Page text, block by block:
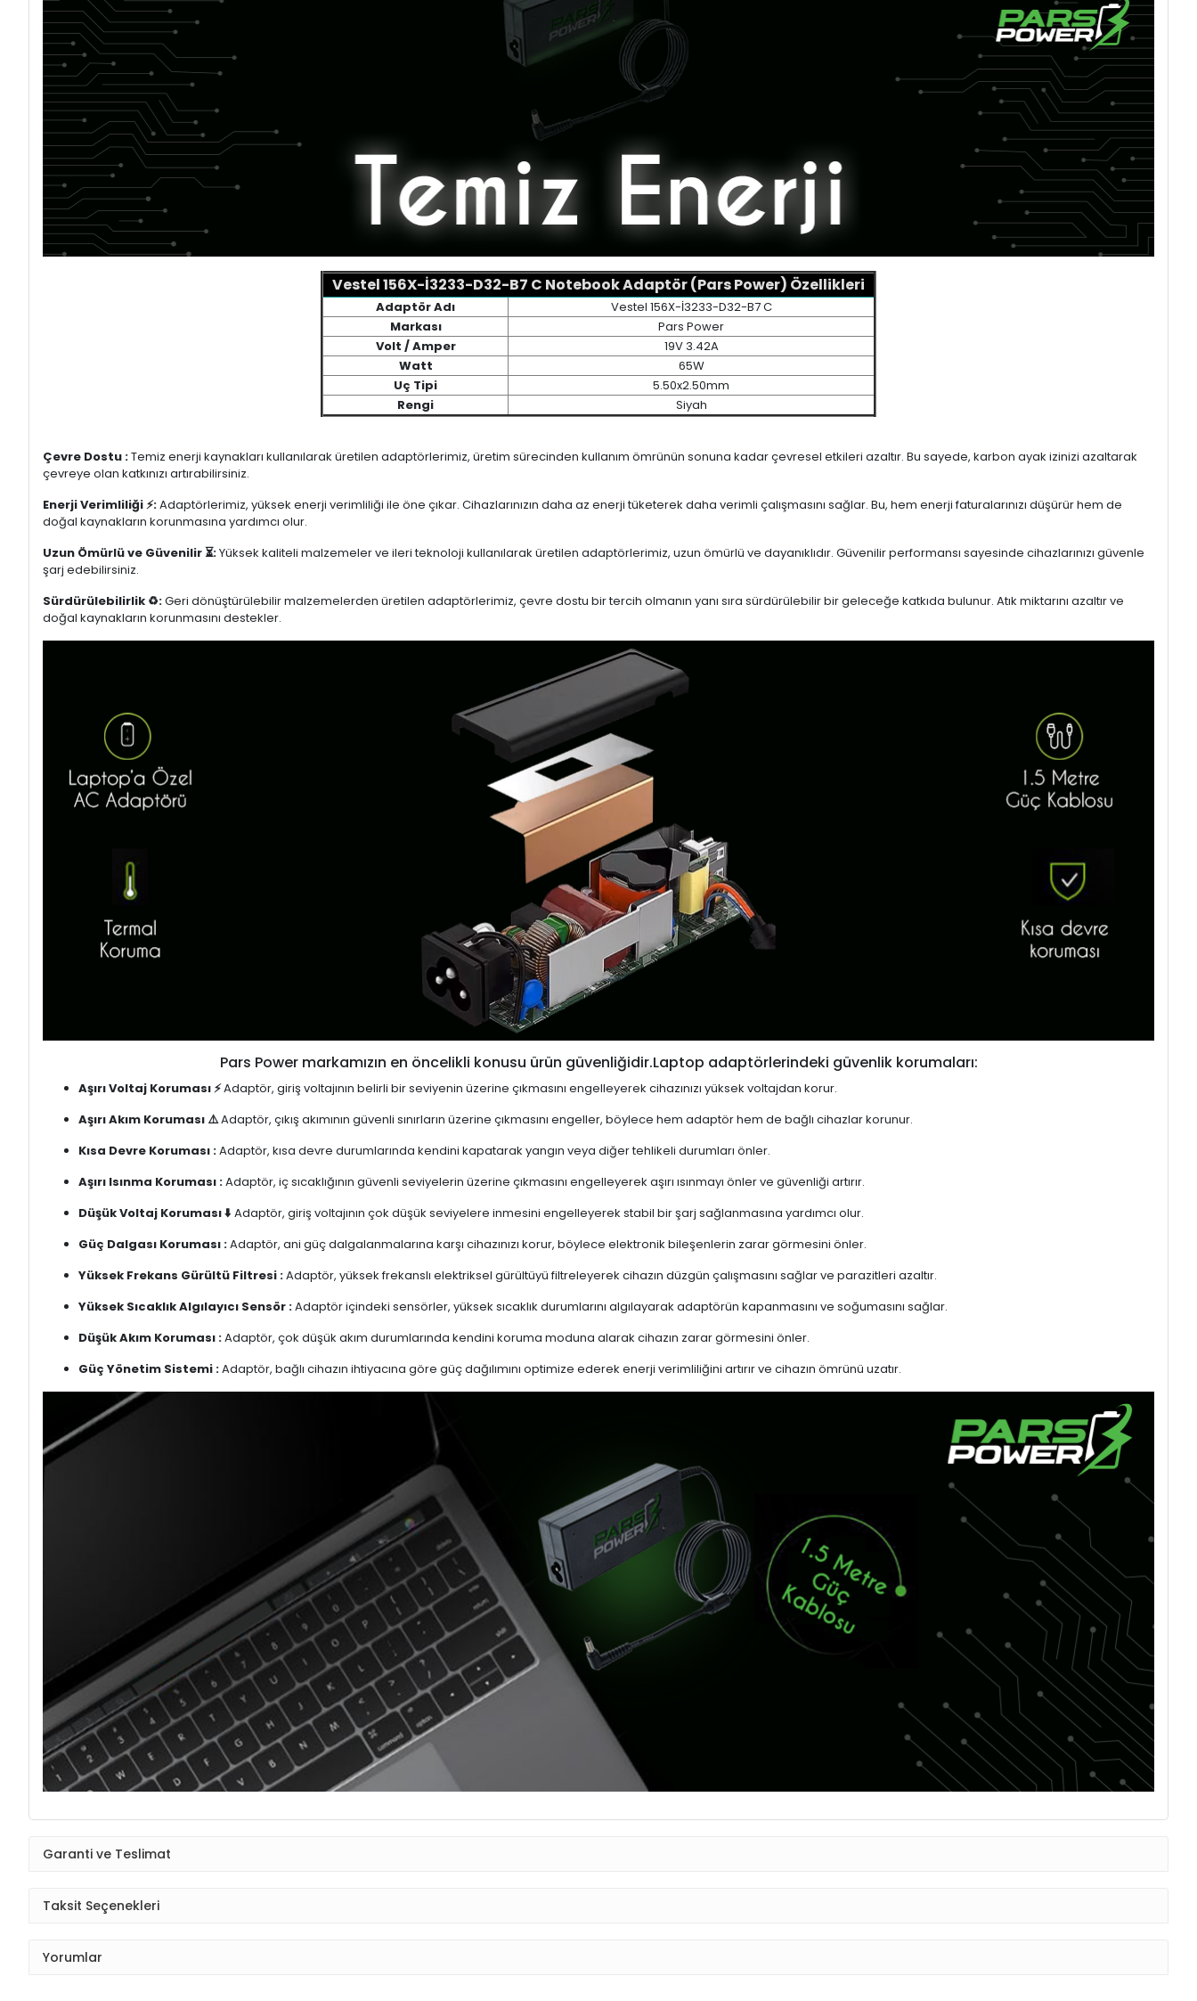
Vestel 156X-İ3233-D32-B7 C Notebook Adaptör (Pars Power) Özellikleri
Adaptör Adı
Vestel 156X-İ3233-D32-B7 C
Markası
Pars Power
Volt / Amper
19V 3.42A
Watt
65W
Uç Tipi
5.50x2.50mm
Rengi
Siyah
Çevre Dostu :Temiz enerji kaynakları kullanılarak üretilen adaptörlerimiz, üretim sürecinden kullanım ömrünün sonuna kadar çevresel etkileri azaltır. Bu sayede, karbon ayak izinizi azaltarak
çevreye olan katkınızı artırabilirsiniz.
Enerji Verimliliği ⚡:Adaptörlerimiz, yüksek enerji verimliliği ile öne çıkar. Cihazlarınızın daha az enerji tüketerek daha verimli çalışmasını sağlar. Bu, hem enerji faturalarınızı düşürür hem de
doğal kaynakların korunmasına yardımcı olur.
Uzun Ömürlü ve Güvenilir ⏳:Yüksek kaliteli malzemeler ve ileri teknoloji kullanılarak üretilen adaptörlerimiz, uzun ömürlü ve dayanıklıdır. Güvenilir performansı sayesinde cihazlarınızı güvenle
şarj edebilirsiniz.
Sürdürülebilirlik ♻️:Geri dönüştürülebilir malzemelerden üretilen adaptörlerimiz, çevre dostu bir tercih olmanın yanı sıra sürdürülebilir bir geleceğe katkıda bulunur. Atık miktarını azaltır ve
doğal kaynakların korunmasını destekler.
Pars Power markamızın en öncelikli konusu ürün güvenliğidir.Laptop adaptörlerindeki güvenlik korumaları:
Aşırı Voltaj Koruması ⚡Adaptör, giriş voltajının belirli bir seviyenin üzerine çıkmasını engelleyerek cihazınızı yüksek voltajdan korur.
Aşırı Akım Koruması ⚠️Adaptör, çıkış akımının güvenli sınırların üzerine çıkmasını engeller, böylece hem adaptör hem de bağlı cihazlar korunur.
Kısa Devre Koruması :Adaptör, kısa devre durumlarında kendini kapatarak yangın veya diğer tehlikeli durumları önler.
Aşırı Isınma Koruması :Adaptör, iç sıcaklığının güvenli seviyelerin üzerine çıkmasını engelleyerek aşırı ısınmayı önler ve güvenliği artırır.
Düşük Voltaj Koruması ⬇️Adaptör, giriş voltajının çok düşük seviyelere inmesini engelleyerek stabil bir şarj sağlanmasına yardımcı olur.
Güç Dalgası Koruması :Adaptör, ani güç dalgalanmalarına karşı cihazınızı korur, böylece elektronik bileşenlerin zarar görmesini önler.
Yüksek Frekans Gürültü Filtresi :Adaptör, yüksek frekanslı elektriksel gürültüyü filtreleyerek cihazın düzgün çalışmasını sağlar ve parazitleri azaltır.
Yüksek Sıcaklık Algılayıcı Sensör :Adaptör içindeki sensörler, yüksek sıcaklık durumlarını algılayarak adaptörün kapanmasını ve soğumasını sağlar.
Düşük Akım Koruması :Adaptör, çok düşük akım durumlarında kendini koruma moduna alarak cihazın zarar görmesini önler.
Güç Yönetim Sistemi :Adaptör, bağlı cihazın ihtiyacına göre güç dağılımını optimize ederek enerji verimliliğini artırır ve cihazın ömrünü uzatır.
Garanti ve Teslimat
Taksit Seçenekleri
Yorumlar